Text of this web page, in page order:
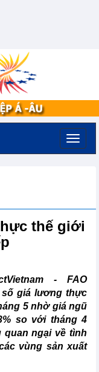
thế giới
- FAO
giá lương thực
5 nhờ giá ngũ
so với tháng 4
quan ngại về tình
vùng sản xuất